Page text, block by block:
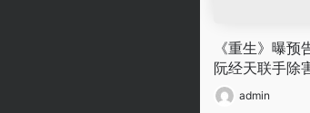
《重生》曝预
阮经天联手除
admin